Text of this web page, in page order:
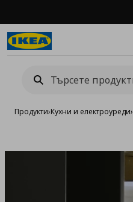
Продукти›Кухни и електроуреди›